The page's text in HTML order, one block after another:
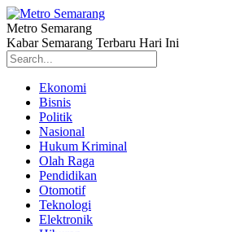
Metro Semarang
Kabar Semarang Terbaru Hari Ini
Ekonomi
Bisnis
Politik
Nasional
Hukum Kriminal
Olah Raga
Pendidikan
Otomotif
Teknologi
Elektronik